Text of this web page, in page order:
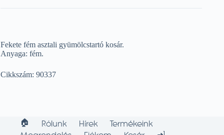
Fekete fém asztali gyümölcstartó kosár.
Anyaga: fém.
Cikkszám: 90337
🏠︎ Rólunk Hírek
Termékeink